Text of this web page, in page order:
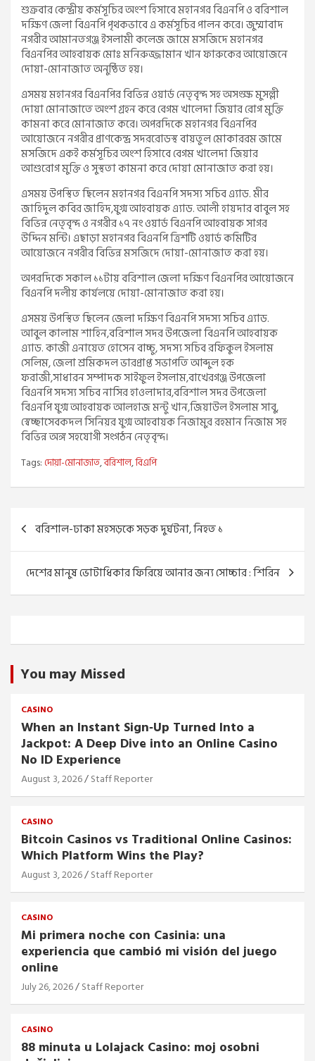
শুক্রবার কেন্দ্রীয় কর্মসূচির অংশ হিসাবে মহানগর বিএনপি ও বরিশাল
দক্ষিণ জেলা বিএনপি পৃথকভাবে এ কর্মসূচির পালন করে। জুম্মাবাদ
নগরীর আমানতগঞ্জ ইসলামী কলেজ জামে মসজিদে মহানগর
বিএনপির আহবায়ক মোঃ মনিরুজ্জামান খান ফারুকের আয়োজনে
দোয়া-মোনাজাত অনুষ্ঠিত হয়।
এসময় মহানগর বিএনপির বিভিন্ন ওয়ার্ড নেতৃবৃন্দ সহ অসংক্ষ মুসল্লী
দোয়া মোনাজাতে অংশ গ্রহন করে বেগম খালেদা জিয়ার রোগ মুক্তি
কামনা করে মোনাজাত করে। অপরদিকে মহানগর বিএনপির
আয়োজনে নগরীর প্রাণকেন্দ্র সদররোডস্থ বায়তুল মোকাররম জামে
মসজিদে একই কর্মসূচির অংশ হিসাবে বেগম খালেদা জিয়ার
আশুরোগ মুক্তি ও সুস্থতা কামনা করে দোয়া মোনাজাত করা হয়।
এসময় উপস্থিত ছিলেন মহানগর বিএনপি সদস্য সচিব এ্যাড. মীর
জাহিদুল কবির জাহিদ,যুগ্ম আহবায়ক এ্যাড. আলী হায়দার বাবুল সহ
বিভিন্ন নেতৃবৃন্দ ও নগরীর ১৭ নং ওয়ার্ড বিএনপি আহবায়ক সাগর
উদ্দিন মন্টি। এছাড়া মহানগর বিএনপি ত্রিশটি ওয়ার্ড কমিটির
আয়োজনে নগরীর বিভিন্ন মসজিদে দোয়া-মোনাজাত করা হয়।
অপরদিকে সকাল ১১টায় বরিশাল জেলা দক্ষিণ বিএনপির আয়োজনে
বিএনপি দলীয় কার্যলয়ে দোয়া-মোনাজাত করা হয়।
এসময় উপস্থিত ছিলেন জেলা দক্ষিণ বিএনপি সদস্য সচিব এ্যাড.
আবুল কালাম শাহিন,বরিশাল সদর উপজেলা বিএনপি আহবায়ক
এ্যাড. কাজী এনায়েত হোসেন বাচ্চু, সদস্য সচিব রফিকুল ইসলাম
সেলিম, জেলা শ্রমিকদল ভারপ্রাপ্ত সভাপতি আব্দুল হক
ফরাজী,সাধারন সম্পাদক সাইফুল ইসলাম,বাখেরগঞ্জ উপজেলা
বিএনপি সদস্য সচিব নাসির হাওলাদার,বরিশাল সদর উপজেলা
বিএনপি যুগ্ম আহবায়ক আলহাজ মন্টু খান,জিয়াউল ইসলাম সাবু,
স্বেচ্ছাসেবকদল সিনিয়র যুগ্ম আহবায়ক নিজামুর রহমান নিজাম সহ
বিভিন্ন অঙ্গ সহযোগী সংগঠন নেতৃবৃন্দ।
Tags: দোয়া-মোনাজাত,বরিশাল,বিএপি
Post
navigation
বরিশাল-ঢাকা মহসড়কে সড়ক দুর্ঘটনা, নিহত ১
দেশের মানুষ ভোটাধিকার ফিরিয়ে আনার জন্য সোচ্চার : শিরিন
You may Missed
CASINO
When an Instant Sign‑Up Turned Into a
Jackpot: A Deep Dive into an Online Casino
No ID Experience
August 3, 2026 Staff Reporter
CASINO
Bitcoin Casinos vs Traditional Online Casinos:
Which Platform Wins the Play?
August 3, 2026 Staff Reporter
CASINO
Mi primera noche con Casinia: una
experiencia que cambió mi visión del juego
online
July 26, 2026 Staff Reporter
CASINO
88 minuta u Lolajack Casino: moj osobni